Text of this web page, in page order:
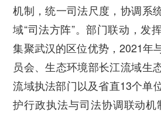
机制，统一司法尺度，协调系
域“司法方阵”。部门联动，发
集聚武汉的区位优势，2021年
员会、生态环境部长江流域生
流域执法部门以及省直13个单
护行政执法与司法协调联动机